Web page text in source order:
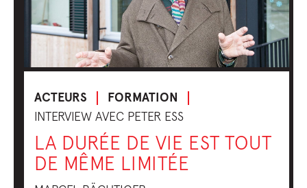
ACTEURS FORMATION
INTERVIEW AVEC PETER ESS
LA DURÉE DE VIE EST TOUT
DE MÊME LIMITÉE